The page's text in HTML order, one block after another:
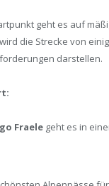
geht es auf
die Strecke von
darstellen.
Fraele geht es in